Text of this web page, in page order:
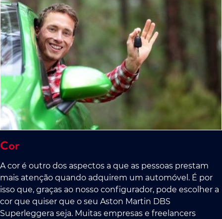
Cor
A cor é outro dos aspectos a que as pessoas prestam
mais atenção quando adquirem um automóvel. É por
isso que, graças ao nosso configurador, pode escolher a
cor que quiser que o seu Aston Martin DBS
Superleggera seja. Muitas empresas e freelancers